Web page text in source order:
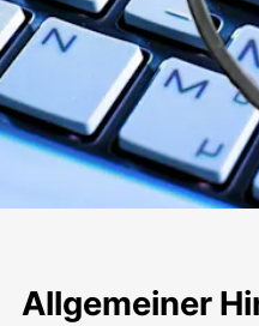
Allgemeiner